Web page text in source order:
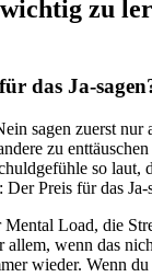
zu
das Ja-
sagen zuerst nur
zu
so laut,
Preis für das Ja-
Load, die
wenn das
wieder. Wenn